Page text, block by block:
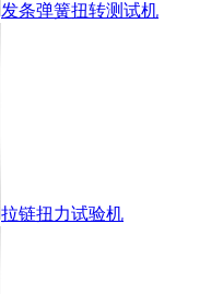
发条弹簧扭转测试机
拉链扭力试验机